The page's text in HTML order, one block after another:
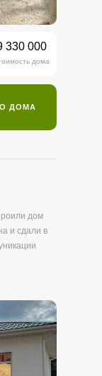
330 000
дома
ДОМА
дом
и сдали в